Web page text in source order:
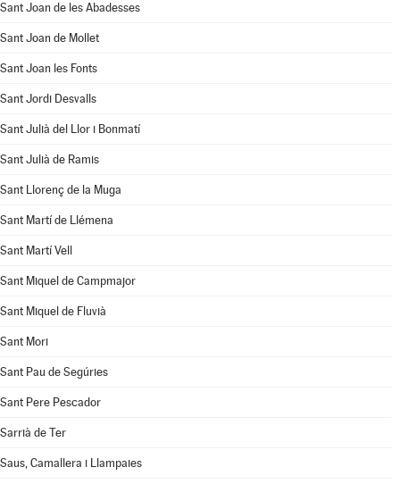
Sant Joan de les Abadesses
Sant Joan de Mollet
Sant Joan les Fonts
Sant Jordi Desvalls
Sant Julià del Llor i Bonmatí
Sant Julià de Ramis
Sant Llorenç de la Muga
Sant Martí de Llémena
Sant Martí Vell
Sant Miquel de Campmajor
Sant Miquel de Fluvià
Sant Mori
Sant Pau de Segúries
Sant Pere Pescador
Sarrià de Ter
Saus, Camallera i Llampaies